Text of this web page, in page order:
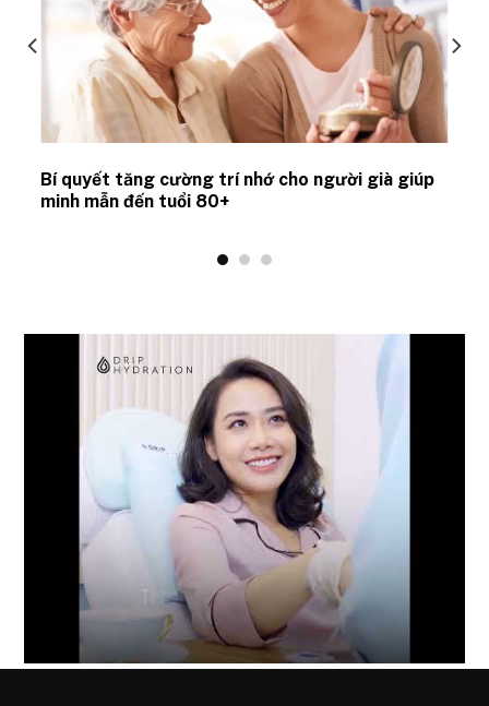
Bí quyết tăng cường trí nhớ cho người già giúp
minh mẫn đến tuổi 80+